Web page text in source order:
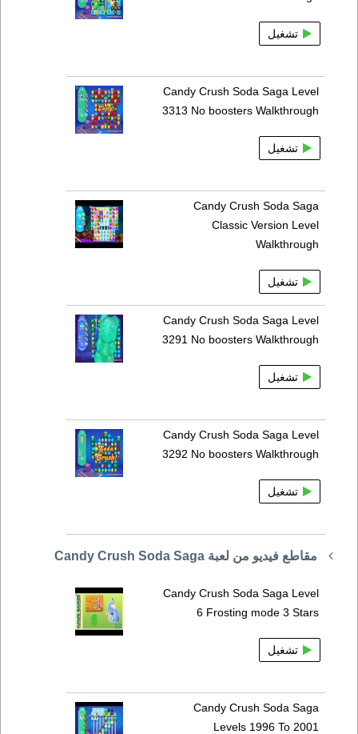
تشغيل
Candy Crush Soda Saga Level
3313 No boosters Walkthrough
تشغيل
Candy Crush Soda Saga
Classic Version Level
Walkthrough
تشغيل
Candy Crush Soda Saga Level
3291 No boosters Walkthrough
تشغيل
Candy Crush Soda Saga Level
3292 No boosters Walkthrough
تشغيل
مقاطع فيديو من لعبة Candy Crush Soda Saga
Candy Crush Soda Saga Level
6 Frosting mode 3 Stars
تشغيل
Candy Crush Soda Saga
Levels 1996 To 2001